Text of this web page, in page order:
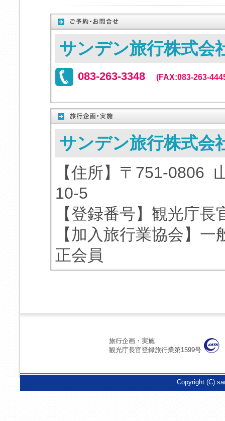
サンデン旅行株式
083-263-3348 (FAX:083-263-
サンデン旅行株式会
【住所】〒751-0806
10-5
【登録番号】観光庁
【加入旅行業協会】
正会員
旅行企画・実施
観光庁長官登録旅行業第1599号
Copyright (C)